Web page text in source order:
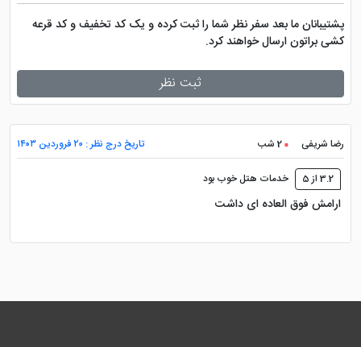
پشتیبانان ما بعد سفر نظر شما را ثبت کرده و یک کد تخفیف و کد قرعه
کشی براتون ارسال خواهند کرد.
ثبت نظر
رضا شریفی 2 شب تاریخ درج نظر : ۲۰ فروردین ۱۴۰۳
3.2 از 5 خدمات هتل خوب بود
ارامش فوق العاده ای داشت